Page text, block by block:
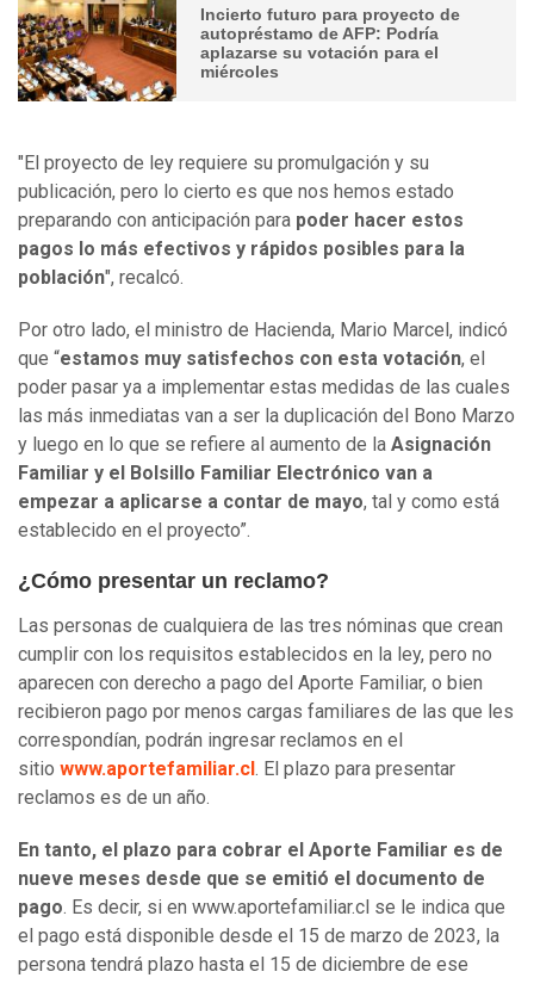
Incierto futuro para proyecto de
autopréstamo de AFP: Podría
aplazarse su votación para el
miércoles
"El proyecto de ley requiere su promulgación y su
publicación, pero lo cierto es que nos hemos estado
preparando con anticipación para poder hacer estos
pagos lo más efectivos y rápidos posibles para la
población", recalcó.
Por otro lado, el ministro de Hacienda, Mario Marcel, indicó
que “estamos muy satisfechos con esta votación, el
poder pasar ya a implementar estas medidas de las cuales
las más inmediatas van a ser la duplicación del Bono Marzo
y luego en lo que se refiere al aumento de la Asignación
Familiar y el Bolsillo Familiar Electrónico van a
empezar a aplicarse a contar de mayo, tal y como está
establecido en el proyecto”.
¿Cómo presentar un reclamo?
Las personas de cualquiera de las tres nóminas que crean
cumplir con los requisitos establecidos en la ley, pero no
aparecen con derecho a pago del Aporte Familiar, o bien
recibieron pago por menos cargas familiares de las que les
correspondían, podrán ingresar reclamos en el
sitio www.aportefamiliar.cl . El plazo para presentar
reclamos es de un año.
En tanto, el plazo para cobrar el Aporte Familiar es de
nueve meses desde que se emitió el documento de
pago. Es decir, si en www.aportefamiliar.cl se le indica que
el pago está disponible desde el 15 de marzo de 2023, la
persona tendrá plazo hasta el 15 de diciembre de ese